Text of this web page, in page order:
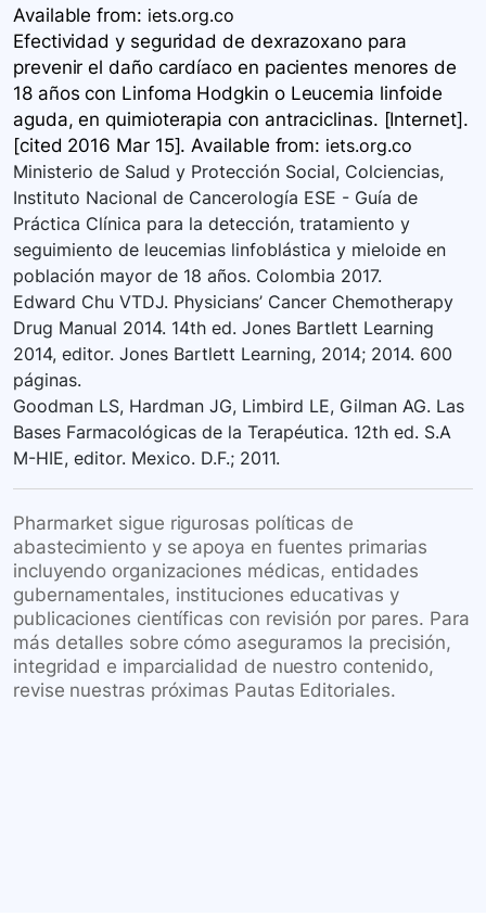
Available from: iets.org.co
Efectividad y seguridad de dexrazoxano para
prevenir el daño cardíaco en pacientes menores de
18 años con Linfoma Hodgkin o Leucemia linfoide
aguda, en quimioterapia con antraciclinas. [Internet].
[cited 2016 Mar 15]. Available from: iets.org.co
Ministerio de Salud y Protección Social, Colciencias,
Instituto Nacional de Cancerología ESE - Guía de
Práctica Clínica para la detección, tratamiento y
seguimiento de leucemias linfoblástica y mieloide en
población mayor de 18 años. Colombia 2017.
Edward Chu VTDJ. Physicians’ Cancer Chemotherapy
Drug Manual 2014. 14th ed. Jones Bartlett Learning
2014, editor. Jones Bartlett Learning, 2014; 2014. 600
páginas.
Goodman LS, Hardman JG, Limbird LE, Gilman AG. Las
Bases Farmacológicas de la Terapéutica. 12th ed. S.A
M-HIE, editor. Mexico. D.F.; 2011.
Pharmarket sigue rigurosas políticas de
abastecimiento y se apoya en fuentes primarias
incluyendo organizaciones médicas, entidades
gubernamentales, instituciones educativas y
publicaciones científicas con revisión por pares. Para
más detalles sobre cómo aseguramos la precisión,
integridad e imparcialidad de nuestro contenido,
revise nuestras próximas Pautas Editoriales.